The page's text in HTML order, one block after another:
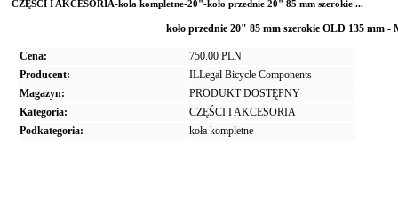
CZĘŚCI I AKCESORIA-koła kompletne-20"-koło przednie 20" 85 mm szerokie ...
koło przednie 20" 85 mm szerokie OLD 135
Cena:
750.00 PLN
Producent:
ILLegal Bicycle Components
Magazyn:
PRODUKT DOSTĘPNY
Kategoria:
CZĘŚCI I AKCESORIA
Podkategoria:
koła kompletne